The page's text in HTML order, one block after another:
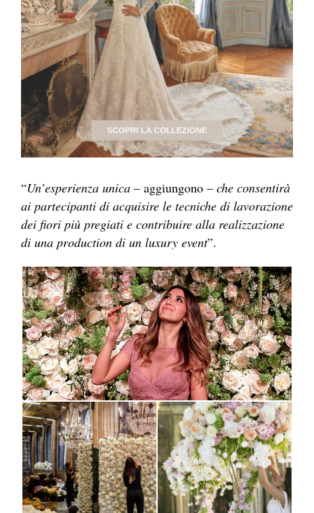
“Un’esperienza unica – aggiungono – che consentirà
ai partecipanti di acquisire le tecniche di lavorazione
dei fiori più pregiati e contribuire alla realizzazione
di una production di un luxury event”.